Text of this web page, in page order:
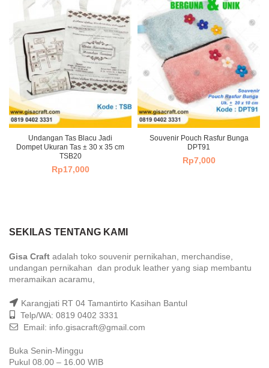
Undangan Tas Blacu Jadi
Dompet Ukuran Tas ± 30 x 35 cm
TSB20
Rp17,000
Souvenir Pouch Rasfur Bunga
DPT91
Rp7,000
SEKILAS TENTANG KAMI
Gisa Craft adalah toko souvenir pernikahan, merchandise,
undangan pernikahan dan produk leather yang siap membantu
meramaikan acaramu,
Karangjati RT 04 Tamantirto Kasihan Bantul
Telp/WA: 0819 0402 3331
Email: info.gisacraft@gmail.com
Buka Senin-Minggu
Pukul 08.00 – 16.00 WIB